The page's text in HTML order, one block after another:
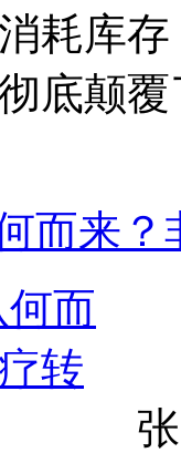
耗库
底颠
而来